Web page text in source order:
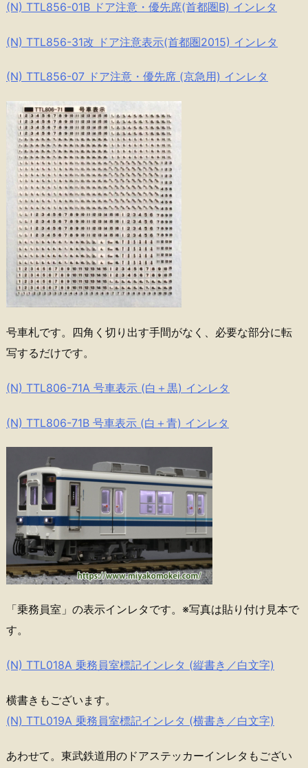
(N) TTL856-01B ドア注意・優先席(首都圏B) インレタ
(N) TTL856-31改 ドア注意表示(首都圏2015) インレタ
(N) TTL856-07 ドア注意・優先席 (京急用) インレタ
号車札です。四角く切り出す手間がなく、必要な部分に転
写するだけです。
(N) TTL806-71A 号車表示 (白＋黒) インレタ
(N) TTL806-71B 号車表示 (白＋青) インレタ
「乗務員室」の表示インレタです。※写真は貼り付け見本で
す。
(N) TTL018A 乗務員室標記インレタ (縦書き／白文字)
横書きもございます。
(N) TTL019A 乗務員室標記インレタ (横書き／白文字)
あわせて。東武鉄道用のドアステッカーインレタもござい